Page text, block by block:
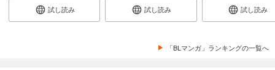
試し読み 試し読み 試し読み
「BLマンガ」ランキングの一覧へ